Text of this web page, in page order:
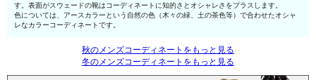
す。表面がスウェードの靴はコーディネートに知的さとオシャレさをプラスします。
色については、アースカラーという自然の色（木々の緑、土の茶色等）で合わせたオシャ
レなカラーコーディネートです。
秋のメンズコーディネートをもっと見る
冬のメンズコーディネートをもっと見る